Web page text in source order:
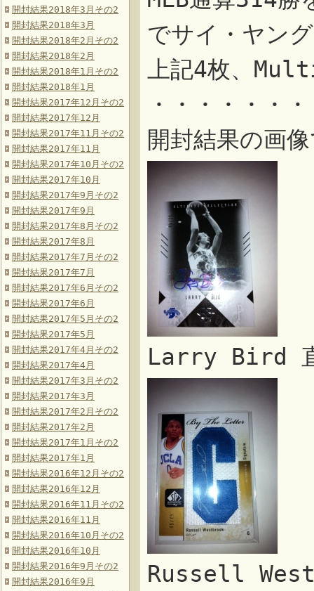
開封結果2018年3月その2
開封結果2018年3月
開封結果2018年2月その2
開封結果2018年2月
開封結果2018年1月その2
開封結果2018年1月
開封結果2017年12月その2
開封結果2017年12月
開封結果2017年11月その2
開封結果2017年11月
開封結果2017年10月その2
開封結果2017年10月
開封結果2017年9月その2
開封結果2017年9月
開封結果2017年8月その2
開封結果2017年8月
開封結果2017年7月その2
開封結果2017年7月
開封結果2017年6月その2
開封結果2017年6月
開封結果2017年5月その2
開封結果2017年5月
開封結果2017年4月その2
開封結果2017年4月
開封結果2017年3月その2
開封結果2017年3月
開封結果2017年2月その2
開封結果2017年2月
開封結果2017年1月その2
開封結果2017年1月
開封結果2016年12月その2
開封結果2016年12月
開封結果2016年11月その2
開封結果2016年11月
開封結果2016年10月その2
開封結果2016年10月
開封結果2016年9月その2
開封結果2016年9月
でサイ・ヤン
上記4枚、
・・・・・・
開封結果の画
Larry Bird 直
Russell